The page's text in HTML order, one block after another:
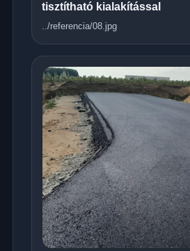
tisztítható kialakítással
../referencia/08.jpg